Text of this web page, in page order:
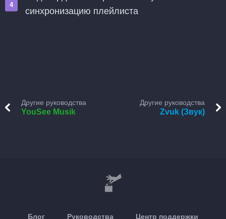
синхронизацию плейлиста
Другие руководства
YouSee Musik
Другие руководства
Zvuk (Звук)
Блог Руководства Центр поддержки